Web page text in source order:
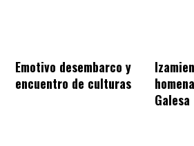
Emotivo desembarco y
encuentro de culturas
Galesa